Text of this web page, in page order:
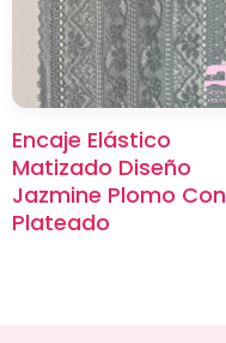
Encaje Elástico
Matizado Diseño
Jazmine Plomo Con
Plateado